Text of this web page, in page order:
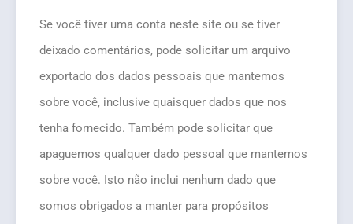
Se você tiver uma conta neste site ou se tiver
deixado comentários, pode solicitar um arquivo
exportado dos dados pessoais que mantemos
sobre você, inclusive quaisquer dados que nos
tenha fornecido. Também pode solicitar que
apaguemos qualquer dado pessoal que mantemos
sobre você. Isto não inclui nenhum dado que
somos obrigados a manter para propósitos